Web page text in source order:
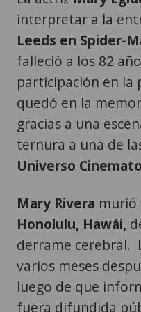
interpretar a la
Leeds en Spider-
falleció a los 82
participación en la
quedó en la
gracias a una
ternura a una de
Universo
Mary Rivera murió
Honolulu, Hawái,
derrame cerebral.
varios meses
luego de que
fuera difundida